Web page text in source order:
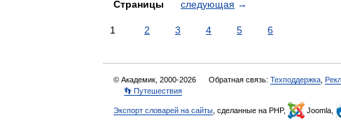
Страницы следующая →
1 2 3 4 5 6
© Академик, 2000-2026 Обратная связь: Техподдержка
👣 Путешествия
Экспорт словарей на сайты , сделанные на PHP, Joomla,